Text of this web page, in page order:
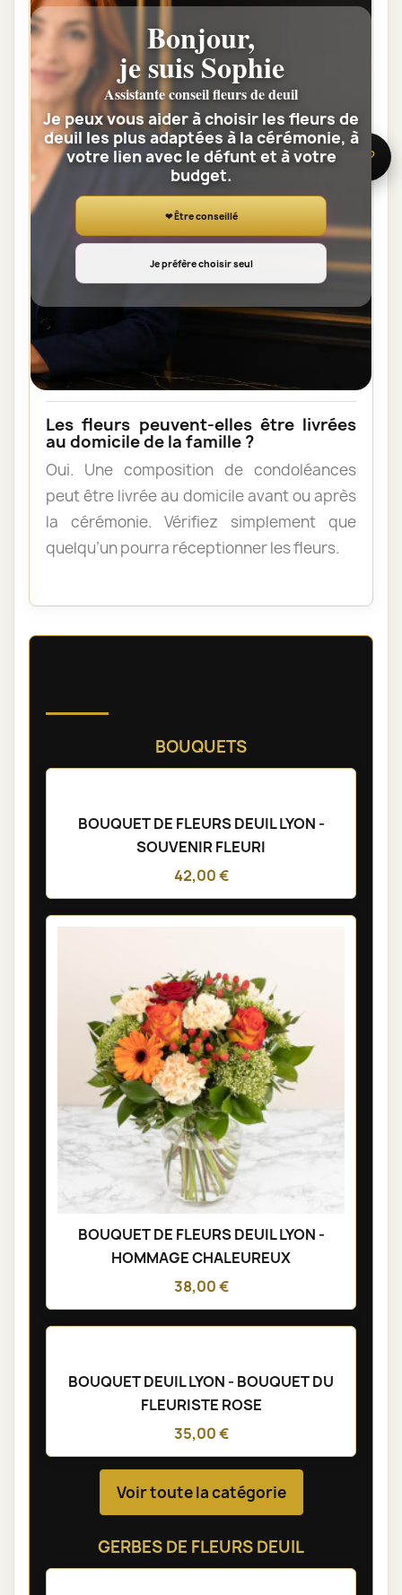
La commande est confiée à un artisan
fleuriste de notre réseau, proche de
l’adresse de livraison. Il prépare la
composition avec des fleurs fraîches
disponibles et tient compte des
informations transmises pour la cérémonie.
Combien de temps avant la
cérémonie faut-il commander ?
Il est préférable de commander dès que la
date et l’horaire sont connus. Une
commande anticipée facilite l’organisation
et permet au fleuriste de vérifier les
contraintes du lieu de livraison.
Les fleurs peuvent-elles être livrées
au domicile de la famille ?
Oui. Une composition de condoléances
peut être livrée au domicile avant ou après
la cérémonie. Vérifiez simplement que
quelqu’un pourra réceptionner les fleurs.
BOUQUETS
BOUQUET DE FLEURS DEUIL LYON -
SOUVENIR FLEURI
42,00 €
BOUQUET DE FLEURS DEUIL LYON -
HOMMAGE CHALEUREUX
38,00 €
BOUQUET DEUIL LYON - BOUQUET DU
FLEURISTE ROSE
35,00 €
Voir toute la catégorie
GERBES DE FLEURS DEUIL
🌸 Besoin d’aide ?
Bonjour,
je suis Sophie
Assistante conseil fleurs de deuil
Je peux vous aider à choisir les fleurs de
deuil les plus adaptées à la cérémonie, à
votre lien avec le défunt et à votre
budget.
❤ Être conseillé
Je préfère choisir seul